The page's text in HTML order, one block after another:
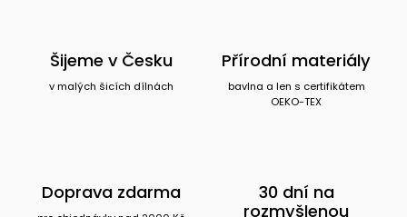
Šijeme v Česku
v malých šicích dílnách
Přírodní materiály
bavlna a len s certifikátem
OEKO-TEX
Doprava zdarma
30 dní na
rozmyšlenou